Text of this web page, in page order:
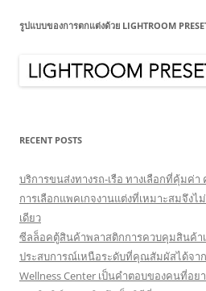
รูปแบบของการตกแต่งด้วย LIGHTROOM
RECENT POSTS
บริการขนส่งทางรถ-เรือ ทางเลือกที่คุ้มค่า
การเลือกแพคเกจงานแต่งที่เหมาะสมจึงไ
เดียว
ซีลล็อคตู้สินค้าพลาสติกการควบคุมสินค้า
ประสบการณ์เหนือระดับที่คุณสัมผัสได้จา
Wellness Center เป็นคำตอบของคนที่อ